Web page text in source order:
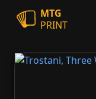
MTG
PRINT